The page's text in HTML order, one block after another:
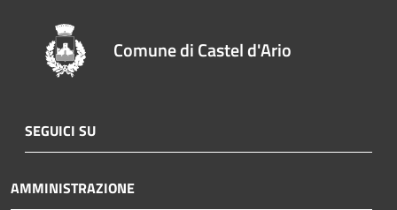
Comune di Castel d'Ario
SEGUICI SU
AMMINISTRAZIONE